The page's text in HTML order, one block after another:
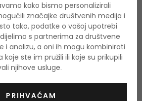
20 ml
Na zalihi
8,50 €
kako bismo personalizirali
značajke društvenih medija i
tako, podatke o vašoj upotrebi
s partnerima za društvene
i analizu, a oni ih mogu kombinirati
ste im pružili ili koje su prikupili
njihove usluge.
PRIHVAĆAM